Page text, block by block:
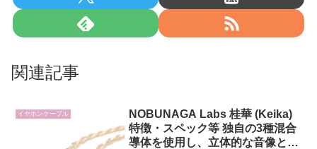
関連記事
イヤホンケーブル
NOBUNAGA Labs 桂華 (Keika)
特徴・スペック等 独自の3種混合
導体を使用し、立体的な音像と豊